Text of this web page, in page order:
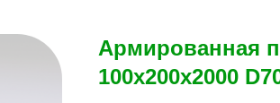
Армированная
100х200х2000